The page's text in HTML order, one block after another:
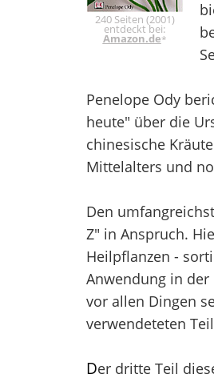
240 Seiten (2001)
entdeckt bei:
Amazon.de*
Penelope Ody
heute" über die
chinesische
Mittelalters und
Den
Z" in Anspruch.
Heilpflanzen -
Anwendung in
vor allen Dingen
verwendeteten
Der dritte Teil